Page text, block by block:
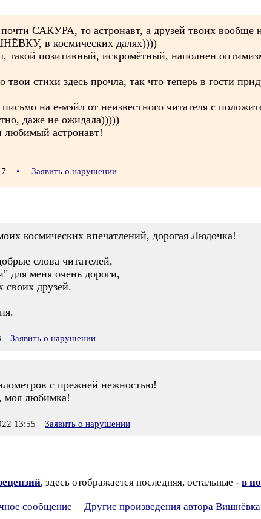
САКУРА, то астронавт, а друзей твоих вообще
в космических далях))))
позитивный, искромётный, наполнен
твои стихи здесь прочла, так что теперь в гости
на е-мэйл от неизвестного читателя с
даже не ожидала)))))
астронавт!
• Заявить о нарушении
космических впечатлений, дорогая Людочка!
слова читателей,
для меня очень дороги,
своих друзей.
Заявить о нарушении
с прежней нежностью!
моя любимка!
13:55 Заявить о нарушении
, здесь отображается последняя, остальные - в
сообщение Другие произведения автора Вишнёвка